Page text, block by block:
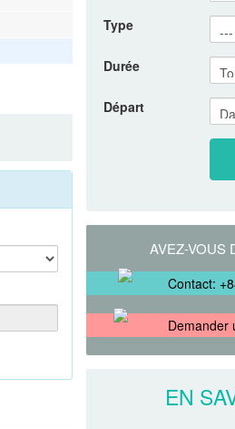
Type
Durée
Départ
AVEZ-VOUS
Contact:
Demander
EN